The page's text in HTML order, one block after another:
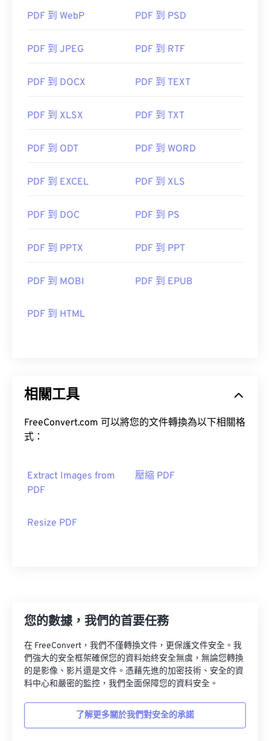
https://acrobat.adobe.com/us/en/why-
PDF 到 WebP PDF 到 PSD
PDF 到 JPEG PDF 到 RTF
PDF 到 DOCX PDF 到 TEXT
PDF 到 XLSX PDF 到 TXT
PDF 到 ODT PDF 到 WORD
PDF 到 EXCEL PDF 到 XLS
PDF 到 DOC PDF 到 PS
PDF 到 PPTX PDF 到 PPT
PDF 到 MOBI PDF 到 EPUB
PDF 到 HTML
相關工具
FreeConvert.com 可以將您的文件轉換為以下相關格
式：
Extract Images from
PDF
壓縮 PDF
Resize PDF
您的數據，我們的首要任務
在 FreeConvert，我們不僅轉換文件，更保護文件安全。我
們強大的安全框架確保您的資料始終安全無虞，無論您轉換
的是影像、影片還是文件。憑藉先進的加密技術、安全的資
料中心和嚴密的監控，我們全面保障您的資料安全。
了解更多關於我們對安全的承諾